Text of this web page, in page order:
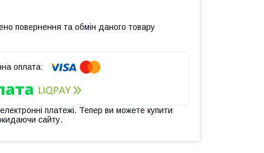
повернення та обмін даного товару
платежі. Тепер ви можете купити
сайту.